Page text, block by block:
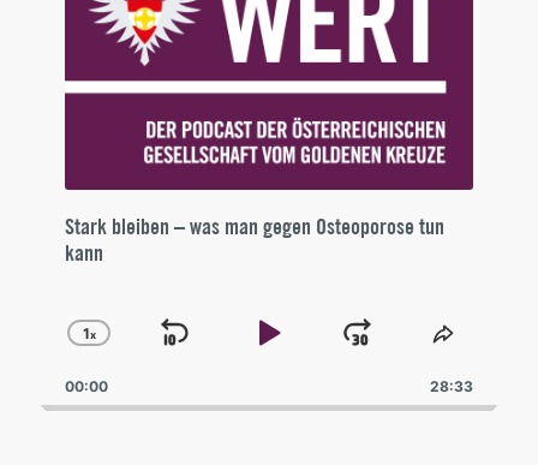
Stark bleiben – was man gegen Osteoporose tun
kann
Change
Rate
1x
Skip
Play
Jump
Forward
Share
Episode
00:00 28:33